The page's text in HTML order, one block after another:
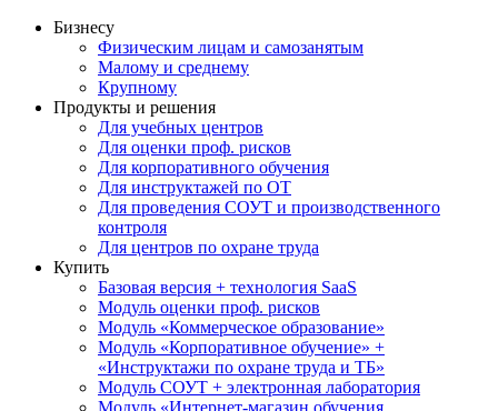
Бизнесу
Физическим лицам и самозанятым
Малому и среднему
Крупному
Продукты и решения
Для учебных центров
Для оценки проф. рисков
Для корпоративного обучения
Для инструктажей по ОТ
Для проведения СОУТ и производственного
контроля
Для центров по охране труда
Купить
Базовая версия + технология SaaS
Модуль оценки проф. рисков
Модуль «Коммерческое образование»
Модуль «Корпоративное обучение» +
«Инструктажи по охране труда и ТБ»
Модуль СОУТ + электронная лаборатория
Модуль «Интернет-магазин обучения